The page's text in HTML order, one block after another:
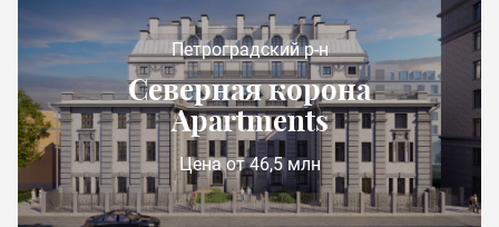
Петроградский р-н
Северная корона
Apartments
Цена от 46,5 млн